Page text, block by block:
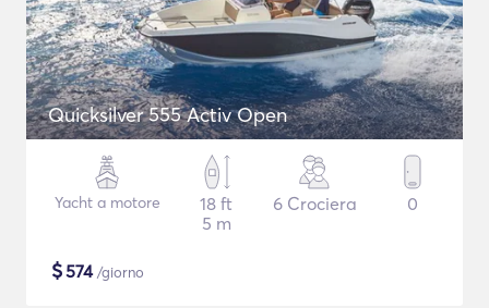
Quicksilver 555 Activ Open
Yacht a motore
18 ft
5 m
6 Crociera 0
$574/giorno